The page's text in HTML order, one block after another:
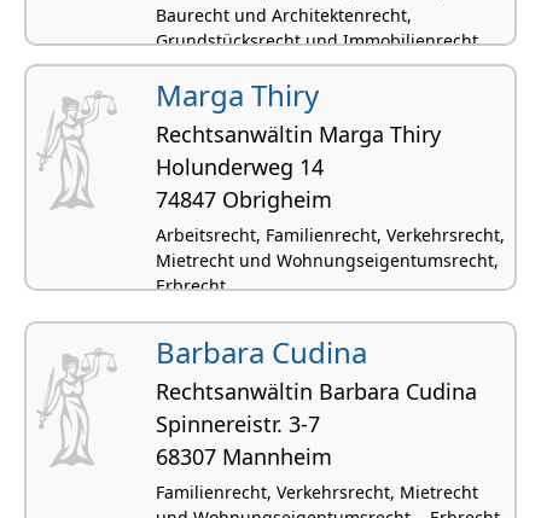
Baurecht und Architektenrecht,
Grundstücksrecht und Immobilienrecht
Marga Thiry
Rechtsanwältin Marga Thiry
Holunderweg 14
74847 Obrigheim
Arbeitsrecht, Familienrecht, Verkehrsrecht,
Mietrecht und Wohnungseigentumsrecht,
Erbrecht
Barbara Cudina
Rechtsanwältin Barbara Cudina
Spinne­reistr. 3-7
68307 Mannheim
Familienrecht, Verkehrsrecht, Mietrecht